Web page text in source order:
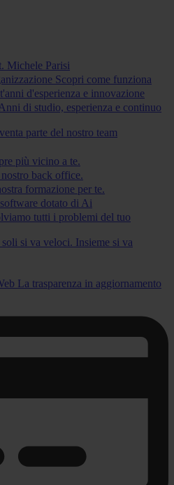
Michele Parisi
Scopri come funziona
d'esperienza e innovazione
Anni di studio, esperienza e continuo
parte del nostro team
più vicino a te.
back office.
formazione per te.
dotato di Ai
tutti i problemi del tuo
soli si va veloci. Insieme si va
La trasparenza in aggiornamento